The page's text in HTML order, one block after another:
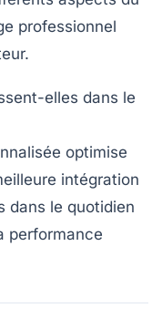
professionnel
elles dans le
optimise
intégration
dans le quotidien
performance